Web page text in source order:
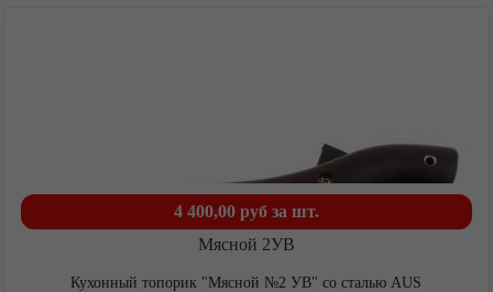
Туристические и охотничьи ножи
Ножи для выживания
Мачете
4 400,00 руб за шт.
Мясной 2УВ
Кухонный топорик "Мясной №2 УВ" со сталью AUS